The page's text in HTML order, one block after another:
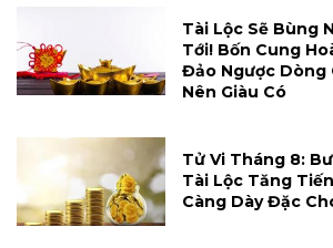
Tài Lộc Sẽ Bùng
Tới! Bốn Cung
Đảo Ngược Dòng
Nên Giàu Có
Tử Vi Tháng 8:
Tài Lộc Tăng
Càng Dày Đặc